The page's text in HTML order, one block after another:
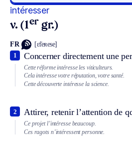
intéresser
v. (1er gr.)
FR [ɛ̃teʀese]
Concerner directement une
1
Cette réforme intéresse les viticulteurs.
Cela intéresse votre réputation, votre santé.
Cette découverte intéresse la science.
Attirer, retenir l’attention de
2
Ce projet l’intéresse beaucoup.
Ces ragots n’intéressent personne.